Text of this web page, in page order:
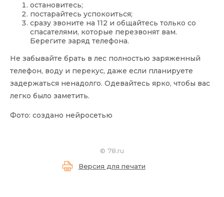
остановитесь;
постарайтесь успокоиться;
сразу звоните на 112 и общайтесь только со
спасателями, которые перезвонят вам.
Берегите заряд телефона.
Не забывайте брать в лес полностью заряженный
телефон, воду и перекус, даже если планируете
задержаться ненадолго. Одевайтесь ярко, чтобы вас
легко было заметить.
Фото: создано нейросетью
© 78.ru
Версия для печати